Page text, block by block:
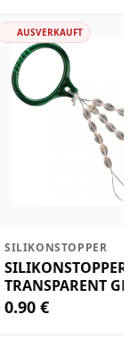
AUSVERKAUFT
SILIKONSTOPPER
SILIKONSTOPPER
TRANSPARENT
KLEIN
0.90 €